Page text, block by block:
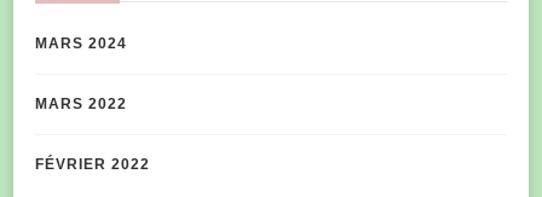
MARS 2024
MARS 2022
FÉVRIER 2022